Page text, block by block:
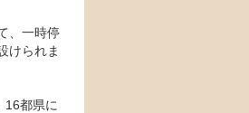
、一時停
けられま
16都県に